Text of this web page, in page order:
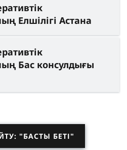
Елшілігі Астана
Бас консулдығы
"БАСТЫ БЕТІ"